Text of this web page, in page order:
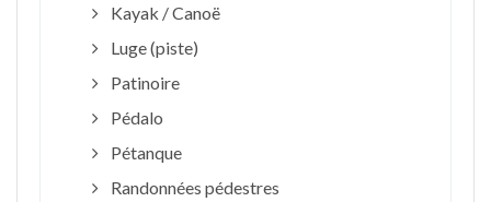
Kayak / Canoë
Luge (piste)
Patinoire
Pédalo
Pétanque
Randonnées pédestres